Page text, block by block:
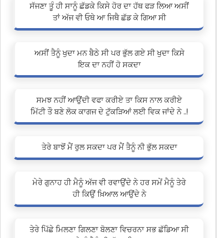
ਸੱਜਣਾ ਤੂੰ ਹੀ ਸਾਨੂੰ ਛੱਡਕੇ ਕਿਸੇ ਹੋਰ ਦਾ ਹੱਥ ਫੜ ਲਿਆ ਅਸੀਂ
ਤਾਂ ਅੱਜ ਵੀ ਓਥੇ ਆ ਜਿਥੈ ਛੱਡ ਕੇ ਗਿਆ ਸੀ
ਅਸੀਂ ਤੈਨੂੰ ਖੁਦਾ ਮਨ ਬੈਠੇ ਸੀ ਪਰ ਭੁੱਲ ਗਏ ਸੀ ਖੁਦਾ ਕਿਸੇ
ਇਕ ਦਾ ਨਹੀਂ ਹੋ ਸਕਦਾ
ਸਮਝ ਨਹੀਂ ਆਉਂਦੀ ਵਫਾ ਕਰੀਏ ਤਾ ਕਿਸ ਨਾਲ ਕਰੀਏ
ਮਿੱਟੀ ਤੌ ਬਣੇ ਲੋਕ ਕਾਗਜ ਦੇ ਟੁੱਕੜਿਆਂ ਲਈ ਵਿਕ ਜਾਂਦੇ ਨੇ ..!
ਤੇਰੇ ਬਾਝੋਂ ਮੈਂ ਰੁਲ ਸਕਦਾ ਪਰ ਮੈਂ ਤੈਨੂੰ ਨੀ ਭੁੱਲ ਸਕਦਾ
ਮੇਰੇ ਗੁਨਾਹ ਹੀ ਮੈਨੂੰ ਅੱਜ ਵੀ ਰਵਾਉਂਦੇ ਨੇ ਹਰ ਸਮੇਂ ਮੈਨੂੰ ਤੇਰੇ
ਹੀ ਕਿਉਂ ਖ਼ਿਆਲ ਆਉਂਦੇ ਨੇ
ਤੇਰੇ ਪਿੱਛੇ ਮਿਲਣਾ ਗਿਲਣਾ ਬੋਲਣਾ ਵਿਚਰਨਾ ਸਭ ਛੱਡਿਆ ਸੀ